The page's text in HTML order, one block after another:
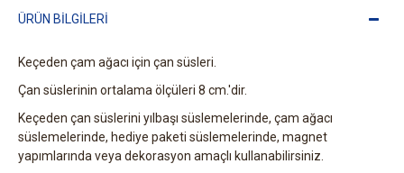
ÜRÜN BILGILERI
Keçeden çam ağacı için çan süsleri.
Çan süslerinin ortalama ölçüleri 8 cm.'dir.
Keçeden çan süslerini yılbaşı süslemelerinde, çam ağacı
süslemelerinde, hediye paketi süslemelerinde, magnet
yapımlarında veya dekorasyon amaçlı kullanabilirsiniz.